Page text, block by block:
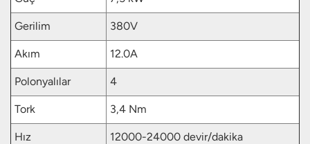
Gerilim 380V
Akım 12.0A
Polonyalılar 4
Tork 3,4 Nm
Hız 12000-24000 devir/dakika